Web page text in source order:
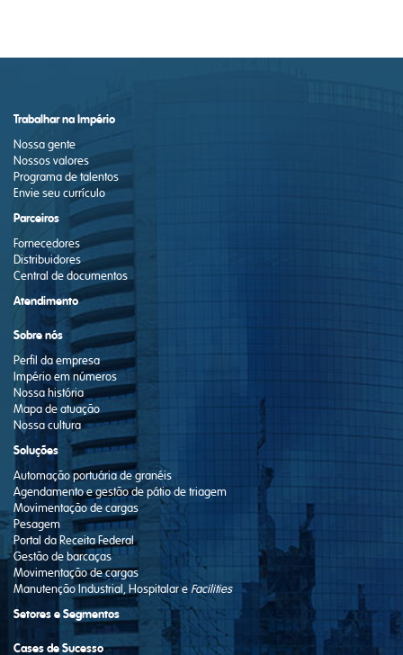
Trabalhar na Império
Nossa gente
Nossos valores
Programa de talentos
Envie seu currículo
Parceiros
Fornecedores
Distribuidores
Central de documentos
Atendimento
Sobre nós
Perfil da empresa
Império em números
Nossa história
Mapa de atuação
Nossa cultura
Soluções
Automação portuária de granéis
Agendamento e gestão de pátio de triagem
Movimentação de cargas
Pesagem
Portal da Receita Federal
Gestão de barcaças
Movimentação de cargas
Manutenção Industrial, Hospitalar e Facilities
Setores e Segmentos
Cases de Sucesso